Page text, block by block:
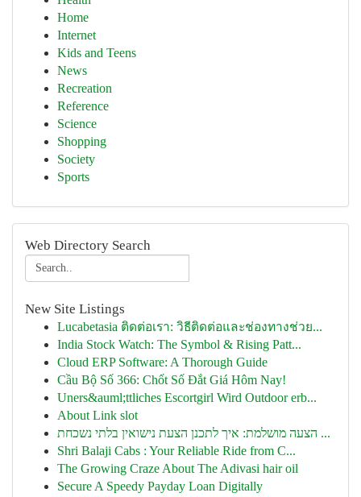
Home
Internet
Kids and Teens
News
Recreation
Reference
Science
Shopping
Society
Sports
Web Directory Search
New Site Listings
Lucabetasia ติดต่อเรา: วิธีติดต่อและช่องทางช่วย...
India Stock Watch: The Symbol & Rising Patt...
Cloud ERP Software: A Thorough Guide
Cầu Bộ Số 366: Chốt Số Đắt Giá Hôm Nay!
Uners&auml;ttliches Escortgirl Wird Outdoor erb...
About Link slot
הצעה מושלמת: איך לתכנן הצעת נישואין בלתי נשכחת ...
Shri Balaji Cabs : Your Reliable Ride from C...
The Growing Craze About The Adivasi hair oil
Secure A Speedy Payday Loan Digitally